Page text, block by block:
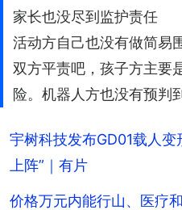
家长也没尽到监护责任
活动方自己也没有做简易
双方平责吧，孩子方主要
险。机器人方也没有预判
宇树科技发布GD01载人
上阵”｜有片
价格万元内能行山、医疗